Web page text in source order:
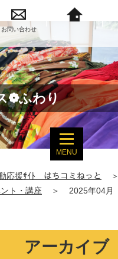
お問い合わせ
八王子ｺﾐｭﾆﾃｨ活動応
とへ戻る
❁ふわり
MENU
応援ｻｲﾄ はちコミねっと ＞
ト・講座 ＞ 2025年04月
アーカイブ